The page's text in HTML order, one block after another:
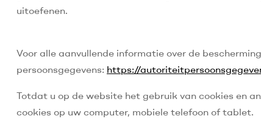
uitoefenen.
Voor alle aanvullende informatie over de
persoonsgegevens: https://
Totdat u op de website het gebruik van cookies en
cookies op uw computer, mobiele telefoon of tablet.